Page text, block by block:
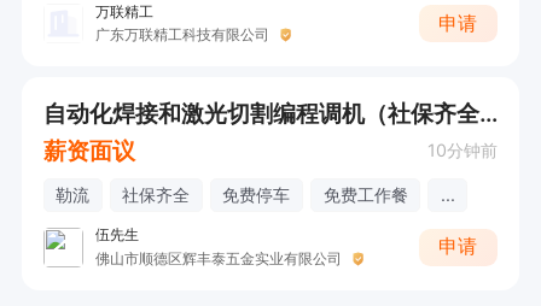
万联精工
广东万联精工科技有限公司
申请
自动化焊接和激光切割编程调机（社保齐全+包午餐）
薪资面议
10分钟前
勒流 社保齐全 免费停车 免费工作餐 ...
伍先生
佛山市顺德区辉丰泰五金实业有限公司
申请